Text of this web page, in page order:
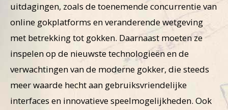
uitdagingen, zoals de toenemende concurrentie van
online gokplatforms en veranderende wetgeving
met betrekking tot gokken. Daarnaast moeten ze
inspelen op de nieuwste technologieën en de
verwachtingen van de moderne gokker, die steeds
meer waarde hecht aan gebruiksvriendelijke
interfaces en innovatieve speelmogelijkheden. Ook